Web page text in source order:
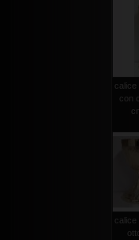
calice
con
calice